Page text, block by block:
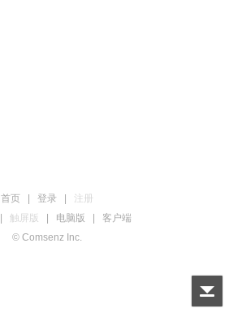
首页 登录
注册
触屏版 电脑版
客户端
© Comsenz Inc.